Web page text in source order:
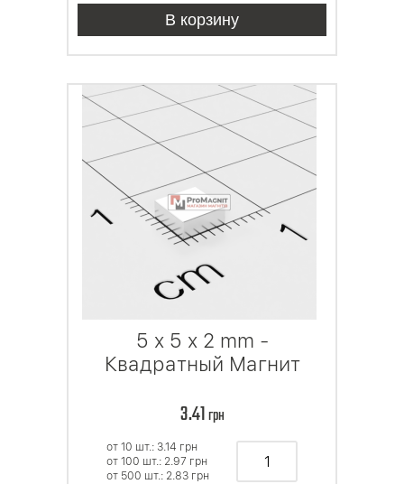
В корзину
5 x 5 x 2 mm -
Квадратный Магнит
3.41 грн
от 10 шт.: 3.14 грн
от 100 шт.: 2.97 грн
от 500 шт.: 2.83 грн